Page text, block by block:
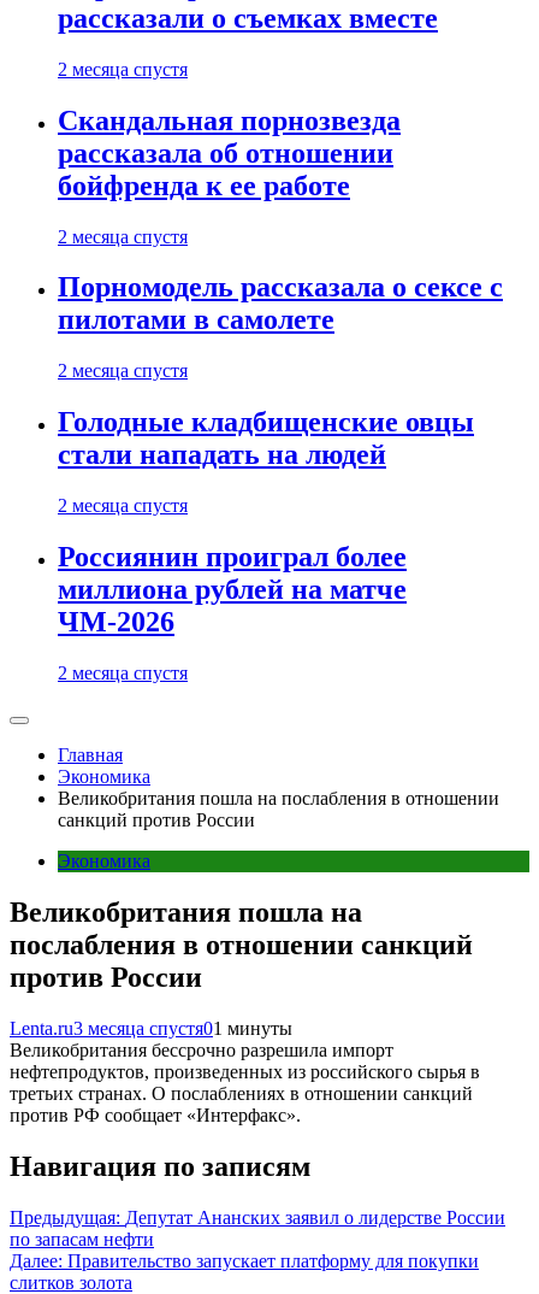
рассказали о съемках вместе
2 месяца спустя
Скандальная порнозвезда
рассказала об отношении
бойфренда к ее работе
2 месяца спустя
Порномодель рассказала о сексе с
пилотами в самолете
2 месяца спустя
Голодные кладбищенские овцы
стали нападать на людей
2 месяца спустя
Россиянин проиграл более
миллиона рублей на матче
ЧМ-2026
2 месяца спустя
Главная
Экономика
Великобритания пошла на послабления в отношении
санкций против России
Экономика
Великобритания пошла на
послабления в отношении санкций
против России
Lenta.ru3 месяца спустя01 минуты
Великобритания бессрочно разрешила импорт
нефтепродуктов, произведенных из российского сырья в
третьих странах. О послаблениях в отношении санкций
против РФ сообщает «Интерфакс».
Навигация по записям
Предыдущая: Депутат Ананских заявил о лидерстве России
по запасам нефти
Далее: Правительство запускает платформу для покупки
слитков золота